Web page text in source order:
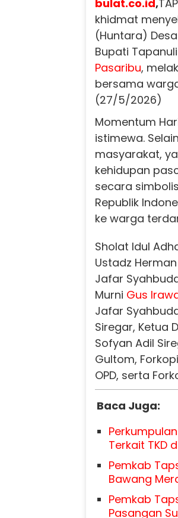
bulat.co.id,
khidmat
(Huntara)
Bupati
Pasaribu,
bersama
(27/5/2026)
Momentum
istimewa.
masyarakat,
kehidupan
secara
Republik
ke warga
Sholat Idul
Ustadz
Jafar
Murni Gus
Jafar
Siregar, Ketua
Sofyan Adil
Gultom,
OPD, serta
Baca Juga:
Terkait TKD
Pemkab
Bawang
Pemkab
Pasangan